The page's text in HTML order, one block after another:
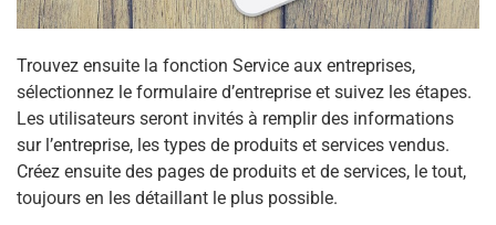
Trouvez ensuite la fonction Service aux entreprises,
sélectionnez le formulaire d’entreprise et suivez les étapes.
Les utilisateurs seront invités à remplir des informations
sur l’entreprise, les types de produits et services vendus.
Créez ensuite des pages de produits et de services, le tout,
toujours en les détaillant le plus possible.